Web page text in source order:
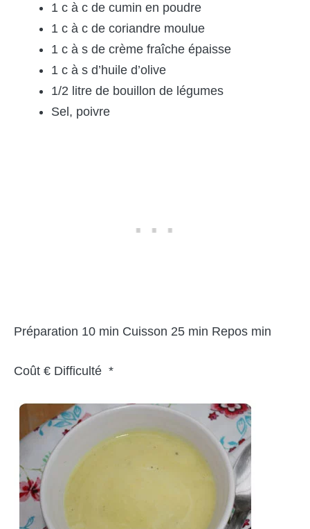
1 c à c de cumin en poudre
1 c à c de coriandre moulue
1 c à s de crème fraîche épaisse
1 c à s d’huile d’olive
1/2 litre de bouillon de légumes
Sel, poivre
Préparation 10 min Cuisson 25 min Repos min
Coût € Difficulté *